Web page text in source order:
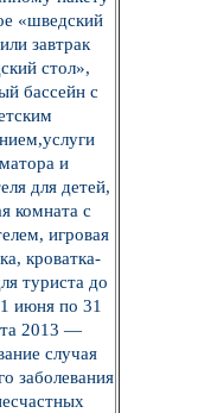
«шведский
завтрак
стол»,
бассейн с
и
для детей,
комната с
игровая
кроватка-
туриста до
июня по 31
2013 —
случая
заболевания